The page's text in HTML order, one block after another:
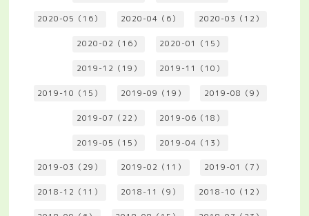
2020-05（16） 2020-04（6） 2020-03（12）
2020-02（16） 2020-01（15）
2019-12（19） 2019-11（10）
2019-10（15） 2019-09（19） 2019-08（9）
2019-07（22） 2019-06（18）
2019-05（15） 2019-04（13）
2019-03（29） 2019-02（11） 2019-01（7）
2018-12（11） 2018-11（9） 2018-10（12）